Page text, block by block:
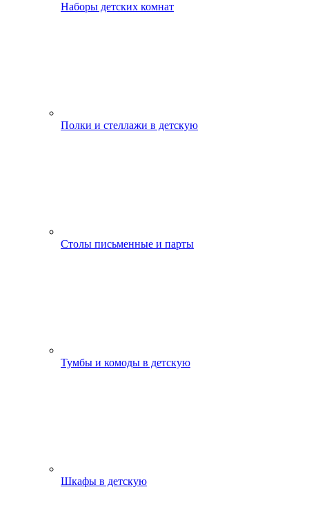
Наборы детских комнат
Полки и стеллажи в детскую
Столы письменные и парты
Тумбы и комоды в детскую
Шкафы в детскую